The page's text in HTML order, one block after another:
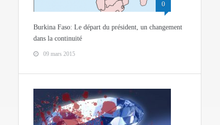
0
Burkina Faso: Le départ du président, un changement
dans la continuité
09 mars 2015